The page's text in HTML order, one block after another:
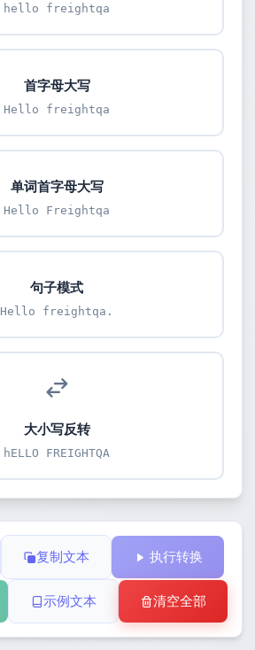
hello freightqa
首字母大写
Hello freightqa
单词首字母大写
Hello Freightqa
句子模式
Hello freightqa.
大小写反转
hELLO FREIGHTQA
复制文本 执行转换
示例文本 清空全部